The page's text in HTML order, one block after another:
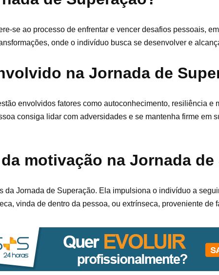
se ao processo de enfrentar e vencer desafios pessoais,
onde o indivíduo busca se desenvolver e
na Jornada de
envolvidos fatores como autoconhecimento, resiliência e
consiga lidar com adversidades e se mantenha firme em
motivação na Jornada de
da Jornada de Superação. Ela impulsiona o indivíduo a
vinda de dentro da pessoa, ou extrínseca, proveniente de